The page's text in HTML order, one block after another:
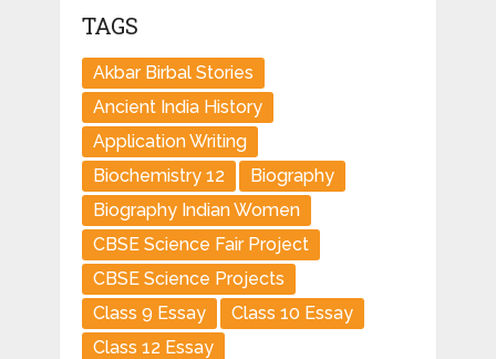
TAGS
Akbar Birbal Stories
Ancient India History
Application Writing
Biochemistry 12
Biography
Biography Indian Women
CBSE Science Fair Project
CBSE Science Projects
Class 9 Essay
Class 10 Essay
Class 12 Essay